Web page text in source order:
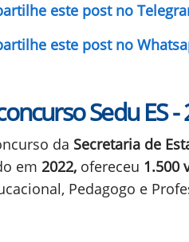
este post no
este post no
Sedu ES -
da Secretaria de
em 2022, ofereceu 1.500
Pedagogo e